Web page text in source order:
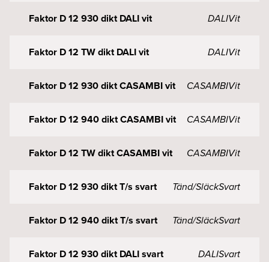
Faktor D 12 930 dikt DALI vit DALIVit
Faktor D 12 TW dikt DALI vit DALIVit
Faktor D 12 930 dikt CASAMBI vit CASAMBIVit
Faktor D 12 940 dikt CASAMBI vit CASAMBIVit
Faktor D 12 TW dikt CASAMBI vit CASAMBIVit
Faktor D 12 930 dikt T/s svart Tänd/SläckSvart
Faktor D 12 940 dikt T/s svart Tänd/SläckSvart
Faktor D 12 930 dikt DALI svart DALISvart